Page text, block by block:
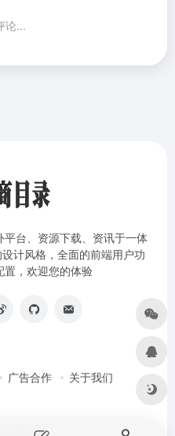
论...
台、资源下载、资讯于一体
计风格，全面的前端用户功
置，欢迎您的体验
广告合作 关于我们